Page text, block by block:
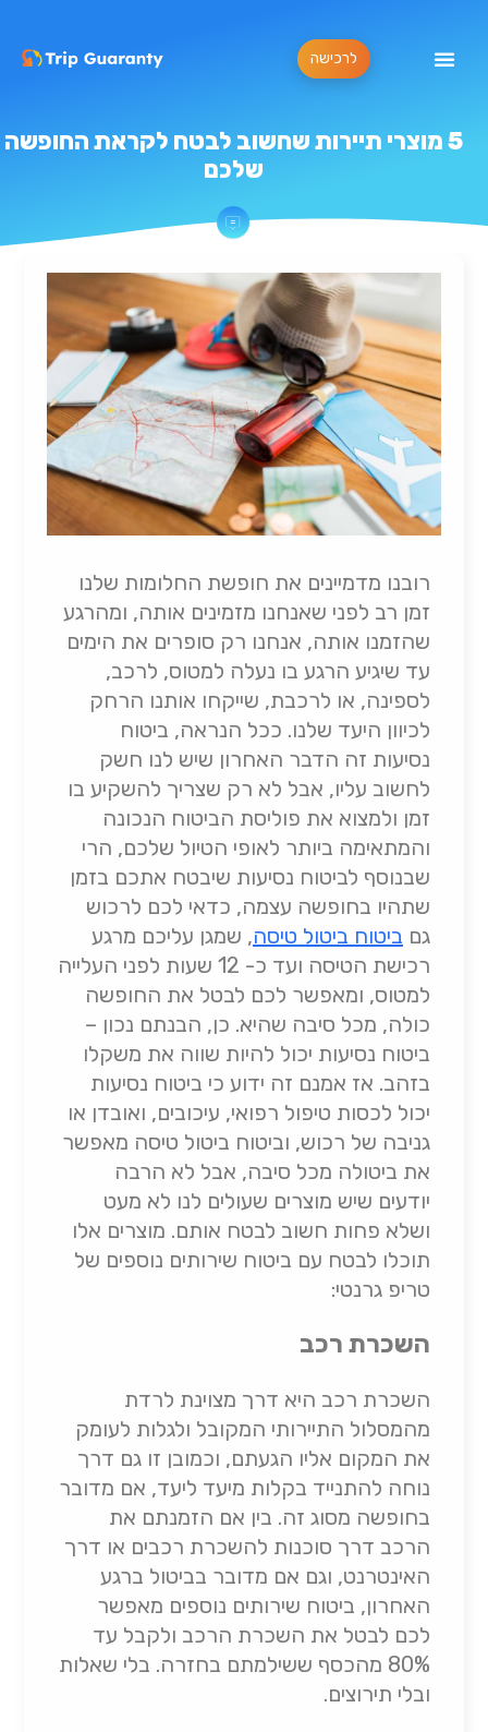
לרכישה
5 מוצרי תיירות שחשוב לבטח לקראת החופשה
שלכם
רובנו מדמיינים את חופשת החלומות שלנו
זמן רב לפני שאנחנו מזמינים אותה, ומהרגע
שהזמנו אותה, אנחנו רק סופרים את הימים
עד שיגיע הרגע בו נעלה למטוס, לרכב,
לספינה, או לרכבת, שייקחו אותנו הרחק
לכיוון היעד שלנו. ככל הנראה, ביטוח
נסיעות זה הדבר האחרון שיש לנו חשק
לחשוב עליו, אבל לא רק שצריך להשקיע בו
זמן ולמצוא את פוליסת הביטוח הנכונה
והמתאימה ביותר לאופי הטיול שלכם, הרי
שבנוסף לביטוח נסיעות שיבטח אתכם בזמן
שתהיו בחופשה עצמה, כדאי לכם לרכוש
גם ביטוח ביטול טיסה, שמגן עליכם מרגע
רכישת הטיסה ועד כ- 12 שעות לפני העלייה
למטוס, ומאפשר לכם לבטל את החופשה
כולה, מכל סיבה שהיא. כן, הבנתם נכון –
ביטוח נסיעות יכול להיות שווה את משקלו
בזהב. אז אמנם זה ידוע כי ביטוח נסיעות
יכול לכסות טיפול רפואי, עיכובים, ואובדן או
גניבה של רכוש, וביטוח ביטול טיסה מאפשר
את ביטולה מכל סיבה, אבל לא הרבה
יודעים שיש מוצרים שעולים לנו לא מעט
ושלא פחות חשוב לבטח אותם. מוצרים אלו
תוכלו לבטח עם ביטוח שירותים נוספים של
טריפ גרנטי:
השכרת רכב
השכרת רכב היא דרך מצוינת לרדת
מהמסלול התיירותי המקובל ולגלות לעומק
את המקום אליו הגעתם, וכמובן זו גם דרך
נוחה להתנייד בקלות מיעד ליעד, אם מדובר
בחופשה מסוג זה. בין אם הזמנתם את
הרכב דרך סוכנות להשכרת רכבים או דרך
האינטרנט, וגם אם מדובר בביטול ברגע
האחרון, ביטוח שירותים נוספים מאפשר
לכם לבטל את השכרת הרכב ולקבל עד
80% מהכסף ששילמתם בחזרה. בלי שאלות
ובלי תירוצים.